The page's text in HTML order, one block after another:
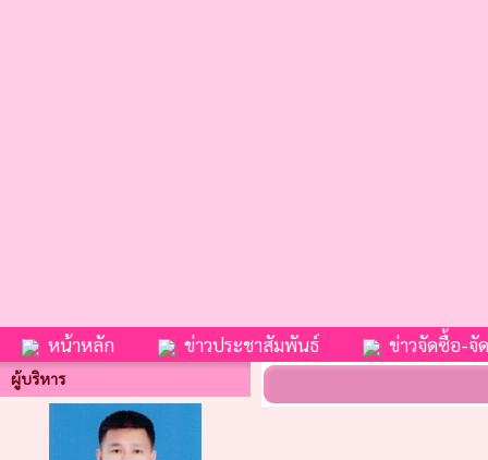
หน้าหลัก ข่าวประชาสัมพันธ์ ข่าวจัดซื้อ-จั
ผู้บริหาร